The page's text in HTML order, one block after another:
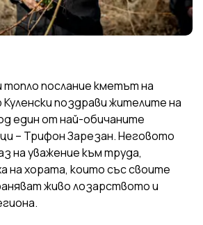
послание кметът на
поздрави жителите на
един от най-обичаните
– Трифон Зарезан. Неговото
на уважение към труда,
на хората, които със своите
живо лозарството и